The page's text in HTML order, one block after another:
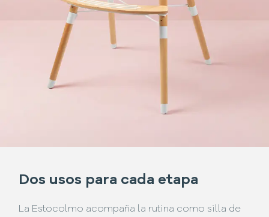
Dos usos para cada etapa
La Estocolmo acompaña la rutina como silla de